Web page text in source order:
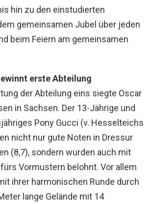
hin zu den einstudierten
gemeinsamen Jubel über jeden
beim Feiern am gemeinsamen
erste Abteilung
der Abteilung eins siegte Oscar
in Sachsen. Der 13-Jährige und
Pony Gucci (v. Hesselteichs
nicht nur gute Noten in Dressur
(8,7), sondern wurden auch mit
Vormustern belohnt. Vor allem
ihrer harmonischen Runde durch
lange Gelände mit 14